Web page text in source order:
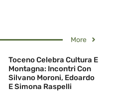
More
Toceno Celebra Cultura E
Montagna: Incontri Con
Silvano Moroni, Edoardo
E Simona Raspelli